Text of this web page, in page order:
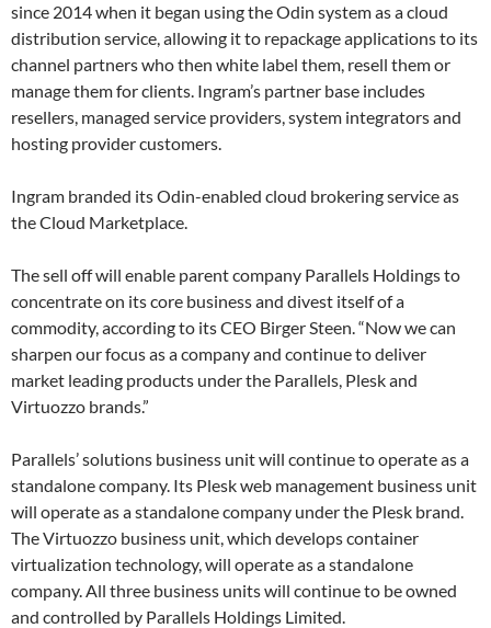
since 2014 when it began using the Odin system as a cloud
distribution service, allowing it to repackage applications to its
channel partners who then white label them, resell them or
manage them for clients. Ingram’s partner base includes
resellers, managed service providers, system integrators and
hosting provider customers.
Ingram branded its Odin-enabled cloud brokering service as
the Cloud Marketplace.
The sell off will enable parent company Parallels Holdings to
concentrate on its core business and divest itself of a
commodity, according to its CEO Birger Steen. “Now we can
sharpen our focus as a company and continue to deliver
market leading products under the Parallels, Plesk and
Virtuozzo brands.”
Parallels’ solutions business unit will continue to operate as a
standalone company. Its Plesk web management business unit
will operate as a standalone company under the Plesk brand.
The Virtuozzo business unit, which develops container
virtualization technology, will operate as a standalone
company. All three business units will continue to be owned
and controlled by Parallels Holdings Limited.